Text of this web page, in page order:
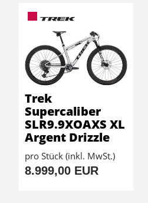
Trek
Supercaliber
SLR9.9XOAXS XL
Argent Drizzle
pro Stück (inkl. MwSt.)
8.999,00 EUR